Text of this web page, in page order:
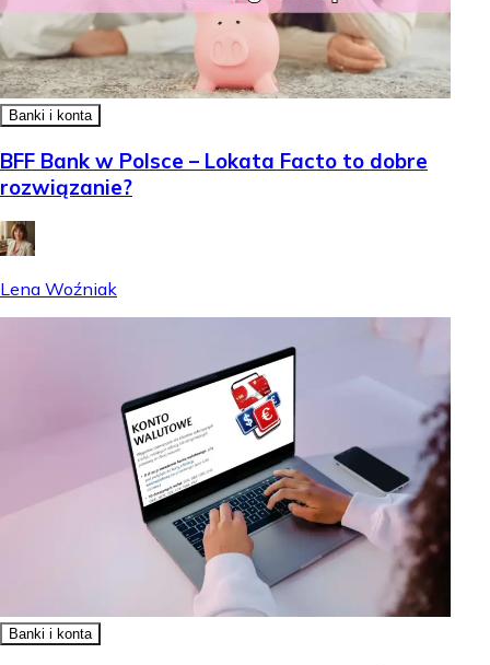
Banki i konta
BFF Bank w Polsce – Lokata Facto to dobre
rozwiązanie?
Lena Woźniak
Banki i konta